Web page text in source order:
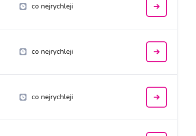
co nejrychleji
co nejrychleji
co nejrychleji